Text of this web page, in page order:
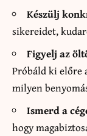
Készülj
sikereidet,
Figyelj az
Próbáld ki előre
milyen
Ismerd a
hogy